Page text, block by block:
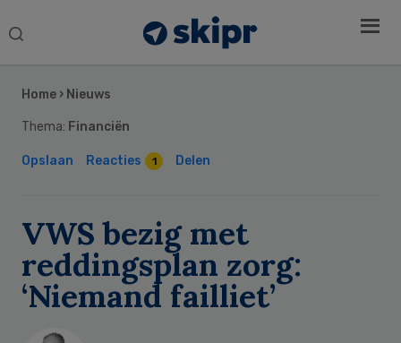
Search
Home › Nieuws
Thema: Financiën
Opslaan Reacties 1 Delen
VWS bezig met
reddingsplan zorg:
‘Niemand failliet’
Sidebar